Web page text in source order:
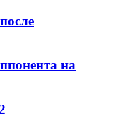
на